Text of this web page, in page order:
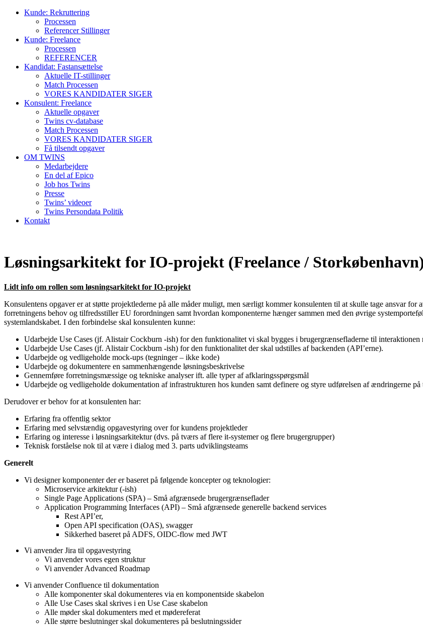
Kunde: Rekruttering
Processen
Referencer Stillinger
Kunde: Freelance
Processen
REFERENCER
Kandidat: Fastansættelse
Aktuelle IT-stillinger
Match Processen
VORES KANDIDATER SIGER
Konsulent: Freelance
Aktuelle opgaver
Twins cv-database
Match Processen
VORES KANDIDATER SIGER
Få tilsendt opgaver
OM TWINS
Medarbejdere
En del af Epico
Job hos Twins
Presse
Twins’ videoer
Twins Persondata Politik
Kontakt
Løsningsarkitekt for IO-projekt (Freelance /
Lidt info om rollen som løsningsarkitekt for IO-projekt
Konsulentens opgaver er at støtte projektlederne på alle måder muligt, men særligt kommer konsulenten til at skulle tage ansvar
forretningens behov og tilfredsstiller EU forordningen samt hvordan komponenterne hænger sammen med den øvrige
systemlandskabet. I den forbindelse skal konsulenten kunne:
Udarbejde Use Cases (jf. Alistair Cockburn -ish) for den funktionalitet vi skal bygges i brugergrænsefladerne til interaktionen
Udarbejde Use Cases (jf. Alistair Cockburn -ish) for den funktionalitet der skal udstilles af backenden (API’erne).
Udarbejde og vedligeholde mock-ups (tegninger – ikke kode)
Udarbejde og dokumentere en sammenhængende løsningsbeskrivelse
Gennemføre forretningsmæssige og tekniske analyser ift. alle typer af afklaringsspørgsmål
Udarbejde og vedligeholde dokumentation af infrastrukturen hos kunden samt definere og styre udførelsen af ændringerne
Derudover er behov for at konsulenten har:
Erfaring fra offentlig sektor
Erfaring med selvstændig opgavestyring over for kundens projektleder
Erfaring og interesse i løsningsarkitektur (dvs. på tværs af flere it-systemer og flere brugergrupper)
Teknisk forståelse nok til at være i dialog med 3. parts udviklingsteams
Generelt
Vi designer komponenter der er baseret på følgende koncepter og teknologier:
Microservice arkitektur (-ish)
Single Page Applications (SPA) – Små afgrænsede brugergrænseflader
Application Programming Interfaces (API) – Små afgrænsede generelle backend services
Rest API’er,
Open API specification (OAS), swagger
Sikkerhed baseret på ADFS, OIDC-flow med JWT
Vi anvender Jira til opgavestyring
Vi anvender vores egen struktur
Vi anvender Advanced Roadmap
Vi anvender Confluence til dokumentation
Alle komponenter skal dokumenteres via en komponentside skabelon
Alle Use Cases skal skrives i en Use Case skabelon
Alle møder skal dokumenters med et mødereferat
Alle større beslutninger skal dokumenteres på beslutningssider